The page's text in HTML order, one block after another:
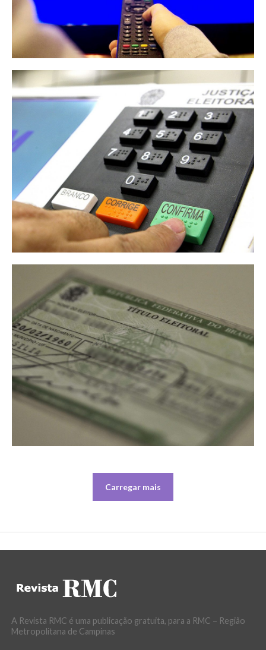
Carregar mais
A Revista RMC é uma publicação gratuita, para a RMC – Região
Metropolitana de Campinas